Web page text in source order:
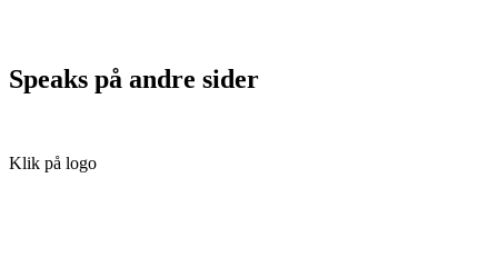
Speaks på andre sider
Klik på logo